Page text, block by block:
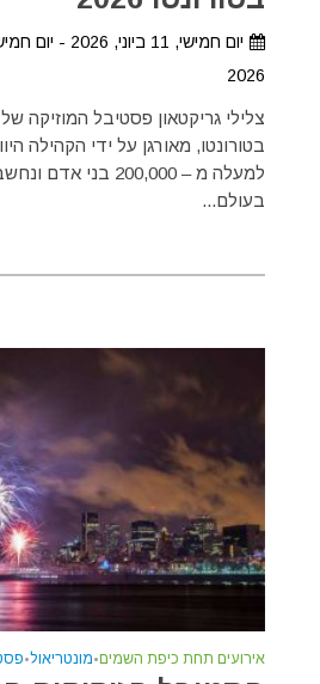
2026
צלילי גריקטאון פסטיבל המוזיקה
בטורונטו, מאורגן על ידי הקהילה
למעלה מ – 200,000
בעולם...
אירועים תחת כיפת השמים•מונטריאול•